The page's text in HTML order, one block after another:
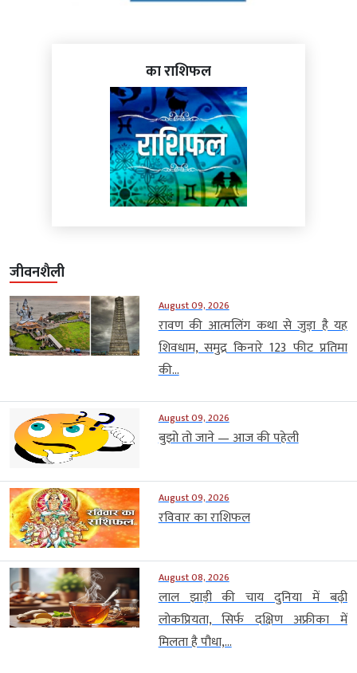
का राशिफल
जीवनशैली
August 09, 2026
रावण की आत्मलिंग कथा से जुड़ा है यह
शिवधाम, समुद्र किनारे 123 फीट प्रतिमा
की...
August 09, 2026
बुझो तो जाने — आज की पहेली
August 09, 2026
रविवार का राशिफल
August 08, 2026
लाल झाड़ी की चाय दुनिया में बढ़ी
लोकप्रियता, सिर्फ दक्षिण अफ्रीका में
मिलता है पौधा,...